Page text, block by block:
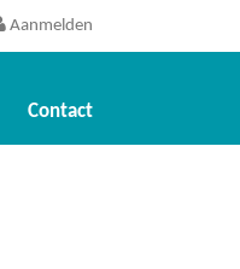
Aanmelden
Contact